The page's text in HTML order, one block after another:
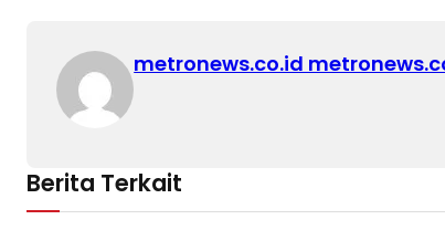
metronews.co.id
Berita Terkait